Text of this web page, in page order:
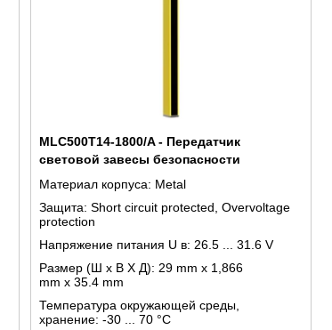
MLC500T14-1800/A - Передатчик
световой завесы безопасности
Материал корпуса: Metal
Защита:Short circuit protected, Overvoltage
protection
Напряжение питания U в:26.5 ... 31.6 V
Размер (Ш x В X Д):29 mm x 1,866
mm x 35.4 mm
Температура окружающей среды,
хранение:-30 ... 70 °C